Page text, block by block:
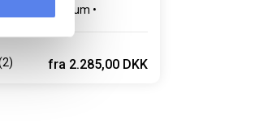
2 soverum
fra 2.285,00 DKK